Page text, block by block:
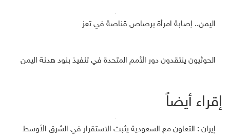
اليمن.. إصابة امرأة برصاص قناصة في تعز
الحوثيون ينتقدون دور الأمم المتحدة في تنفيذ بنود هدنة اليمن
إقراء أيضاً
إيران : التعاون مع السعودية يثبت الاستقرار في الشرق الأوسط